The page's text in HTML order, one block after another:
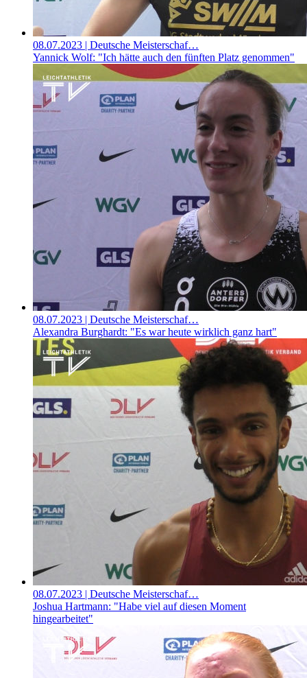
08.07.2023 | Deutsche Meisterschaf…
Yannick Wolf: "Ich hätte auch den fünften Platz genommen"
08.07.2023 | Deutsche Meisterschaf…
Alexandra Burghardt: "Es war heute wirklich ganz hart"
08.07.2023 | Deutsche Meisterschaf…
Joshua Hartmann: "Habe viel auf diesen Moment
hingearbeitet"